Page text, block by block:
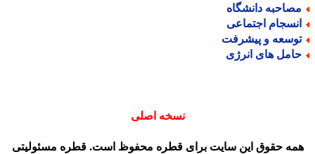
دانشگاه
اجتماعی
و پیشرفت
های انرژی
نسخه اصلی
حقوق این سایت برای قطره محفوظ است. قطره مسئولیتی